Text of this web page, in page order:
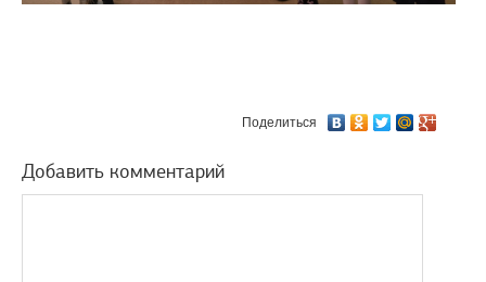
Поделиться
Добавить комментарий